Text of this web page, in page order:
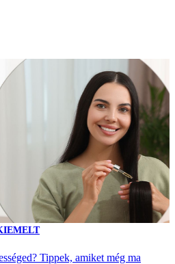
Tippek, amiket még ma